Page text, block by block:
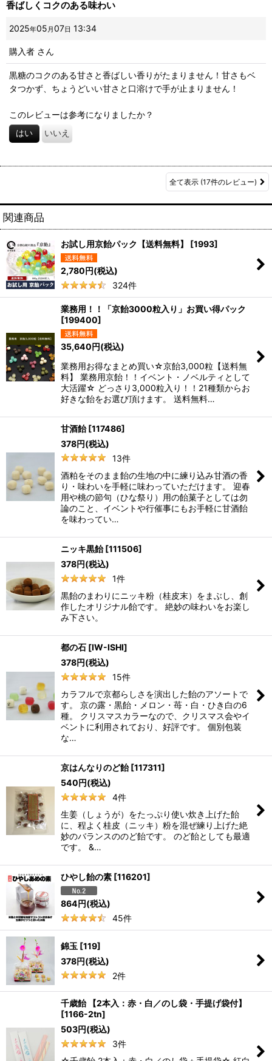
香ばしくコクのある味わい
2025年05 月 07日 13:34
購入者 さん
黒糖のコクのある甘さと香ばしい香りがたまりません！甘さもベ
タつかず、ちょうどいい甘さと口溶けで手が止まりません！
このレビューは参考になりましたか？
はい いいえ
全て表示 (17件のレビュー)
関連商品
お試し用京飴パック【送料無料】 [1993]
2,780円(税込)
324件
業務用！！「京飴3000粒入り」お買い得パック
[199400]
35,640円(税込)
業務用お得なまとめ買い☆京飴3,000粒【送料無
料】 業務用京飴！！イベント・ノベルティとして
大活躍☆ どっさり3,000粒入り！！21種類からお
好きな飴をお選び頂けます。 送料無料…
甘酒飴 [117486]
378円(税込)
13件
酒粕をそのまま飴の生地の中に練り込み甘酒の香
り・味わいを手軽に味わっていただけます。 迎春
用や桃の節句（ひな祭り）用の飴菓子としては勿
論のこと、イベントや行催事にもお手軽に甘酒飴
を味わってい…
ニッキ黒飴 [111506]
378円(税込)
1件
黒飴のまわりにニッキ粉（桂皮末）をまぶし、創
作したオリジナル飴です。 絶妙の味わいをお楽し
み下さい。
都の石 [IW-ISHI]
378円(税込)
15件
カラフルで京都らしさを演出した飴のアソートで
す。 京の露・黒飴・メロン・苺・白・ひき白の6
種。 クリスマスカラーなので、クリスマス会やイ
ベントに利用されており、好評です。 個別包装
な…
京はんなりのど飴 [117311]
540円(税込)
4件
生姜（しょうが）をたっぷり使い炊き上げた飴
に、程よく桂皮（ニッキ）粉を混ぜ練り上げた絶
妙のバランスののど飴です。 のど飴としても最適
です。 &…
ひやし飴の素 [116201]
864円(税込)
45件
錦玉 [119]
378円(税込)
2件
千歳飴 【2本入：赤・白／のし袋・手提げ袋付】
[1166-2tn]
503円(税込)
3件